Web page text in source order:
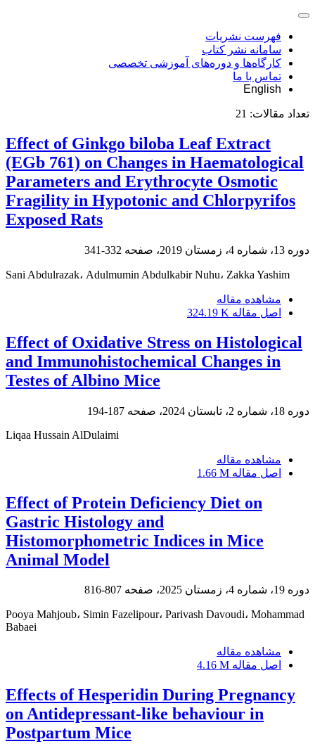
فهرست نشریات
سامانه نشر کتاب
کارگاه‌ها و دوره‌های آموزشی تخصصی
تماس با ما
English
تعداد مقالات: 21
Effect of Ginkgo biloba Leaf Extract
(EGb 761) on Changes in Haematological
Parameters and Erythrocyte Osmotic
Fragility in Hypotonic and Chlorpyrifos
Exposed Rats
دوره 13، شماره 4، زمستان 2019، صفحه 332-341
Sani Abdulrazak، Adulmumin Abdulkabir Nuhu، Zakka Yashim
مشاهده مقاله
اصل مقاله 324.19 K
Effect of Oxidative Stress on Histological
and Immunohistochemical Changes in
Testes of Albino Mice
دوره 18، شماره 2، تابستان 2024، صفحه
187-194
Liqaa Hussain AlDulaimi
مشاهده مقاله
اصل مقاله 1.66 M
Effect of Protein Deficiency Diet on
Gastric Histology and
Histomorphometric Indices in Mice
Animal Model
دوره 19، شماره 4، زمستان 2025، صفحه 807-816
Pooya Mahjoub، Simin Fazelipour، Parivash Davoudi، Mohammad
Babaei
مشاهده مقاله
اصل مقاله 4.16 M
Effects of Hesperidin During Pregnancy
on Antidepressant-like behaviour in
Postpartum Mice